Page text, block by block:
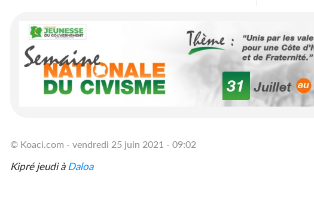
© Koaci.com - vendredi 25 juin 2021 - 09:02
Kipré jeudi à Daloa